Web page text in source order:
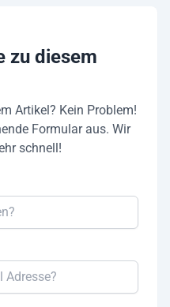
zu diesem
Artikel? Kein Problem!
Formular aus. Wir
schnell!